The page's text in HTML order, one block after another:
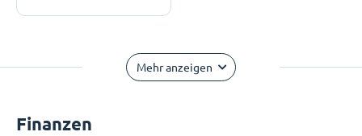
Mehr anzeigen
Finanzen